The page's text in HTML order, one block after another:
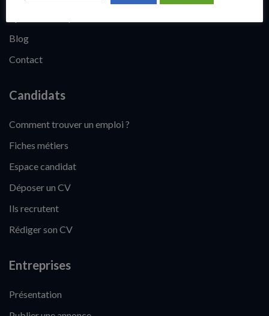
Blog
Contact
Candidats
Comment trouver un emploi ?
Fiches métiers
Espace candidat
Déposer un CV
Ils recrutent
Rédiger son CV
Entreprises
Présentation